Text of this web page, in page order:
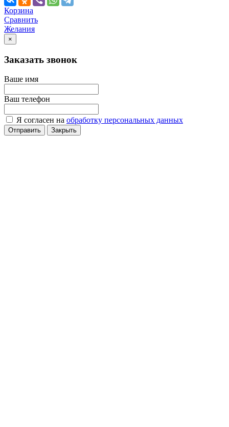
Корзина
Сравнить
Желания
×
Заказать звонок
Ваше имя
Ваш телефон
Я согласен на обработку персональных данных
Отправить Закрыть